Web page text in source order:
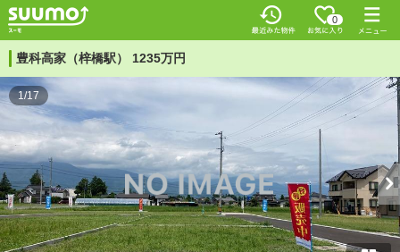
0
豊科高家（梓橋駅） 1235万円
1/17